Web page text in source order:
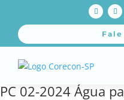
Fale
PC 02-2024 Água